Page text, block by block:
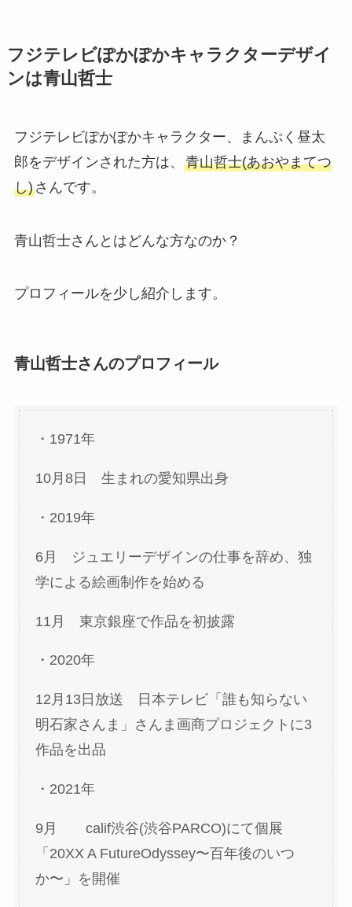
フジテレビぽかぽかキャラクターデザイ
ンは青山哲士
フジテレビぽかぽかキャラクター、まんぷく昼太
郎をデザインされた方は、 青山哲士(あおやまてつ
し)さんです。
青山哲士さんとはどんな方なのか？
プロフィールを少し紹介します。
青山哲士さんのプロフィール
・1971年
10月8日 生まれの愛知県出身
・2019年
6月 ジュエリーデザインの仕事を辞め、独
学による絵画制作を始める
11月 東京銀座で作品を初披露
・2020年
12月13日放送 日本テレビ「誰も知らない
明石家さんま」さんま画商プロジェクトに3
作品を出品
・2021年
9月 calif渋谷(渋谷PARCO)にて個展
「20XX A FutureOdyssey〜百年後のいつ
か〜」を開催